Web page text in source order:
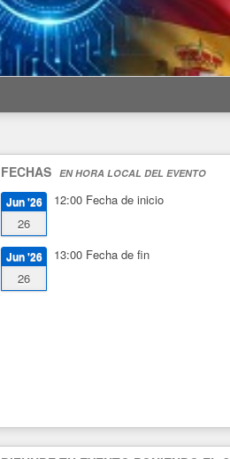
FECHAS EN HORA LOCAL DEL EVENTO
Jun '26
26
12:00 Fecha de inicio
Jun '26
26
13:00 Fecha de fin